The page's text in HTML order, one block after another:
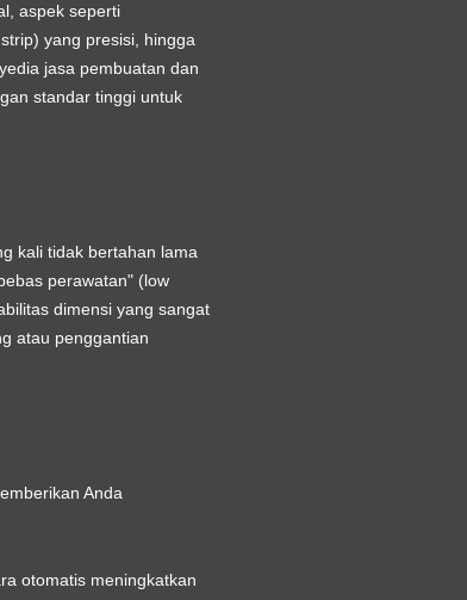
aspek seperti
yang presisi, hingga
jasa pembuatan dan
standar tinggi untuk
kali tidak bertahan lama
perawatan" (low
dimensi yang sangat
atau penggantian
Anda
otomatis meningkatkan